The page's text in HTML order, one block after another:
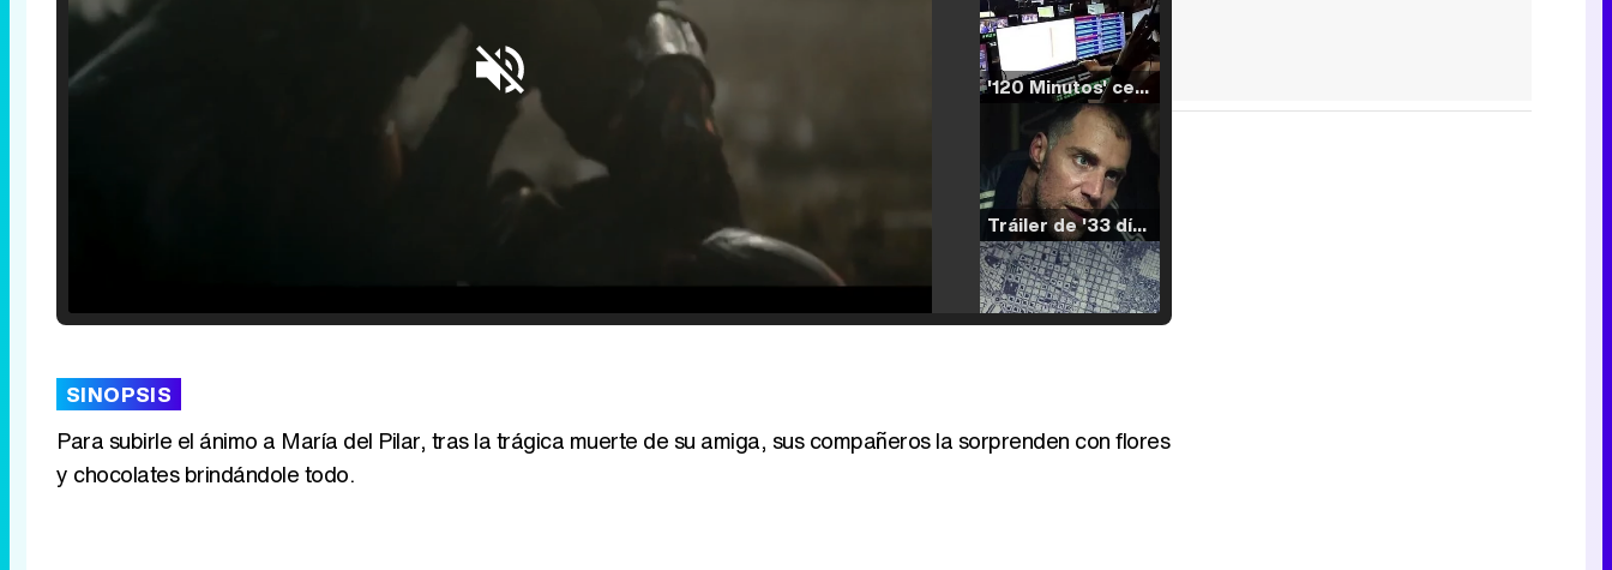
'120 Minutos' celebra sus 2.000 programas en Telemadrid con un vídeo del día a día en la redacción
Tráiler de '33 días', la nueva serie de Atresplayer con Julián Villagrán y José Manuel Poga
SINOPSIS
Para subirle el ánimo a María del Pilar, tras la trágica muerte de su amiga, sus compañeros la sorprenden con flores
y chocolates brindándole todo.